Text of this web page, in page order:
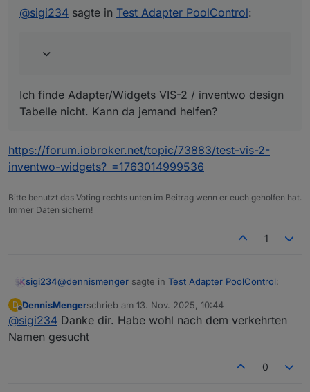
design Tabelle nicht. Kann da jemand helfen?
@sigi234 sagte in Test Adapter PoolControl:
Ich finde Adapter/Widgets VIS-2 / inventwo design
Tabelle nicht. Kann da jemand helfen?
https://forum.iobroker.net/topic/73883/test-vis-2-
inventwo-widgets?_=1763014999536
Bitte benutzt das Voting rechts unten im Beitrag wenn er euch geholfen hat.
Immer Daten sichern!
1
sigi234@dennismenger sagte in Test Adapter PoolControl:
@sigi234sagte in Test Adapter PoolControl:
https://forum.iobroker.net/topic/73883/test-vis-2-
D
Offline
DennisMengerschrieb am 13. Nov. 2025, 10:44
zuletzt editiert von
@sigi234 Danke dir. Habe wohl nach dem verkehrten
Namen gesucht
0